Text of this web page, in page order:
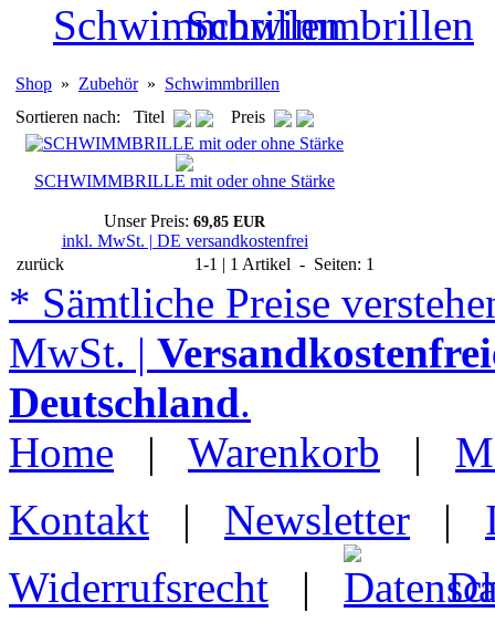
Schwimmbrillen
Shop » Zubehör» Schwimmbrillen
Sortieren nach: Titel
Preis
SCHWIMMBRILLE mit oder ohne Stärke
Unser Preis: 69,85 EUR
inkl. MwSt. | DE versandkostenfrei
zurück
1-1 | 1 Artikel - Seiten: 1
* Sämtliche Preise
MwSt. |
Deutschland.
Home | Warenkorb |
Kontakt | Newsletter |
Widerrufsrecht |